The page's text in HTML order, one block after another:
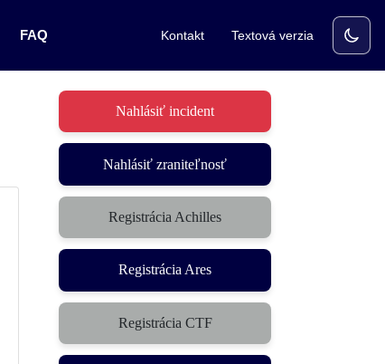
FAQ Kontakt Textová verzia
Nahlásiť incident
Nahlásiť zraniteľnosť
Registrácia Achilles
Registrácia Ares
Registrácia CTF
(otvorí sa v novom okne)